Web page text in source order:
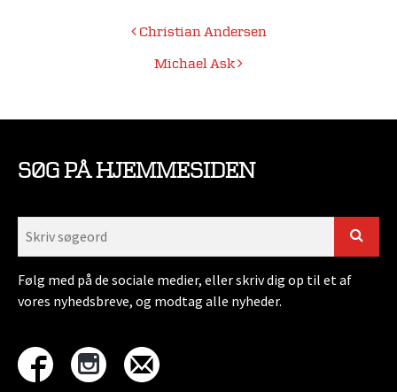
IndlægsnavigationChristian Andersen
Michael Ask
SØG PÅ HJEMMESIDEN
Følg med på de sociale medier, eller skriv dig op til et af
vores nyhedsbreve, og modtag alle nyheder.